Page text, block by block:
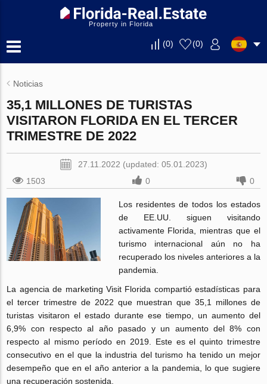
Property in Florida
(0) (0)
Noticias
35,1 MILLONES DE TURISTAS
VISITARON FLORIDA EN EL TERCER
TRIMESTRE DE 2022
27.11.2022 (updated: 05.01.2023)
1503
0 0
Los residentes de todos los estados
de EE.UU. siguen visitando
activamente Florida, mientras que el
turismo internacional aún no ha
recuperado los niveles anteriores a la
pandemia.
La agencia de marketing Visit Florida compartió estadísticas para
el tercer trimestre de 2022 que muestran que 35,1 millones de
turistas visitaron el estado durante ese tiempo, un aumento del
6,9% con respecto al año pasado y un aumento del 8% con
respecto al mismo período en 2019. Este es el quinto trimestre
consecutivo en el que la industria del turismo ha tenido un mejor
desempeño que en el año anterior a la pandemia, lo que sugiere
una recuperación sostenida.